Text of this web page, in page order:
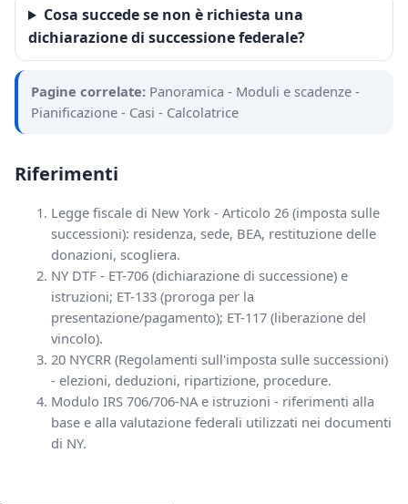
Cosa succede se non è richiesta una
dichiarazione di successione federale?
Pagine correlate: Panoramica - Moduli e scadenze -
Pianificazione - Casi - Calcolatrice
Riferimenti
Legge fiscale di New York - Articolo 26 (imposta sulle
successioni): residenza, sede, BEA, restituzione delle
donazioni, scogliera.
NY DTF - ET-706 (dichiarazione di successione) e
istruzioni; ET-133 (proroga per la
presentazione/pagamento); ET-117 (liberazione del
vincolo).
20 NYCRR (Regolamenti sull'imposta sulle successioni)
- elezioni, deduzioni, ripartizione, procedure.
Modulo IRS 706/706-NA e istruzioni - riferimenti alla
base e alla valutazione federali utilizzati nei documenti
di NY.